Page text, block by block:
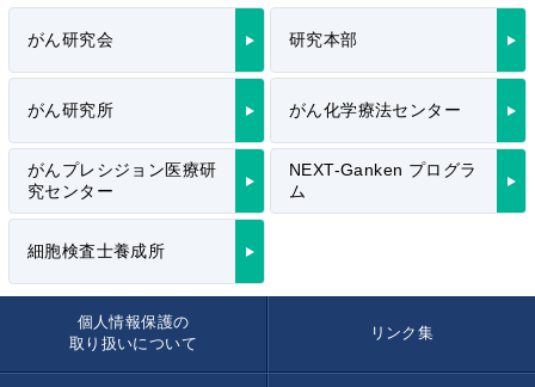
がん研究会 研究本部
がん研究所 がん化学療法センター
がんプレシジョン医療研
究センター
NEXT-Ganken プログラ
ム
細胞検査士養成所
個人情報保護の
取り扱いについて
リンク集